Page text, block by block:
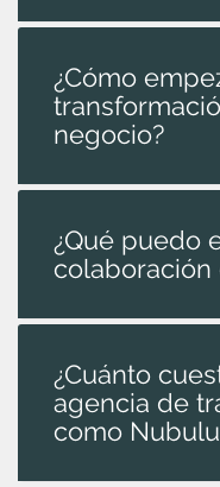
¿Cómo
negocio?
¿Qué puedo
colaboración
¿Cuánto
agencia de
como